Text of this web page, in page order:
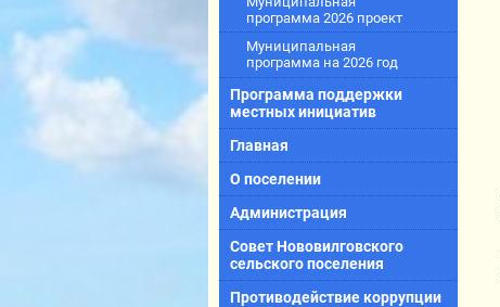
программа 2026 проект
Муниципальная
программа на 2026 год
Программа поддержки
местных инициатив
Главная
О поселении
Администрация
Совет Нововилговского
сельского поселения
Противодействие коррупции